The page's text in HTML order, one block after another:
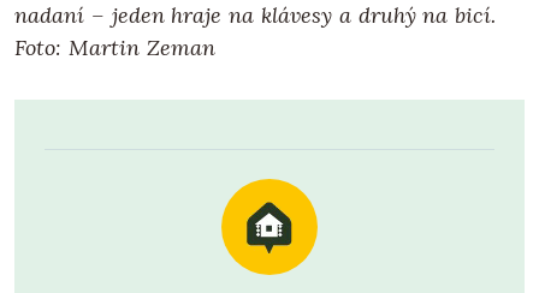
nadaní – jeden hraje na klávesy a druhý na bicí.
Foto: Martin Zeman